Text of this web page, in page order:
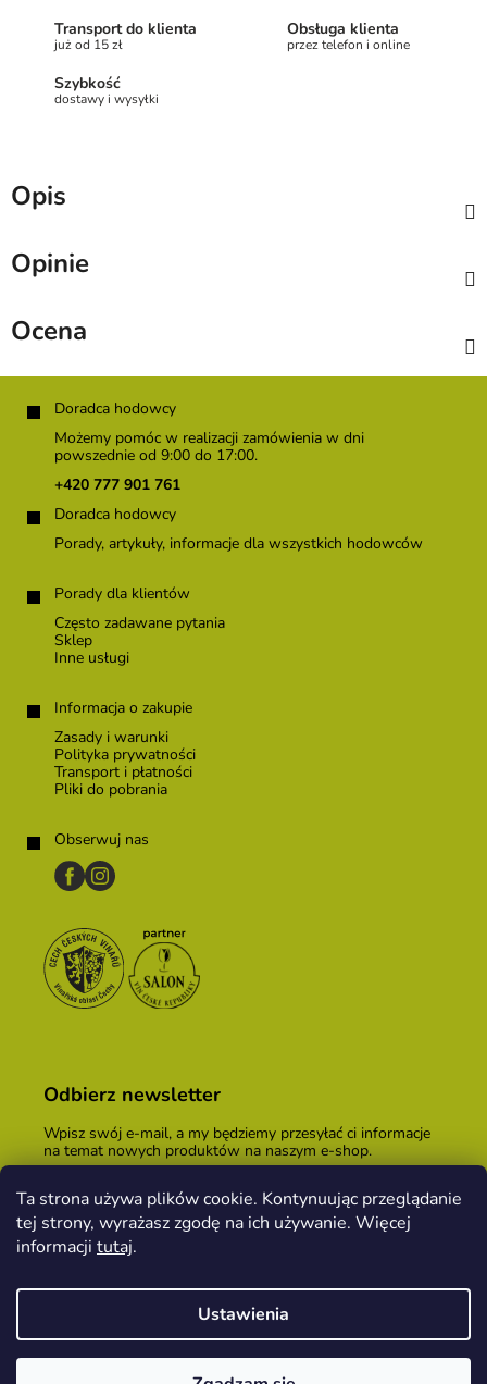
Ta strona używa plików cookie. Kontynuując przeglądanie
tej strony, wyrażasz zgodę na ich używanie. Więcej
informacji tutaj.
Ustawienia
Transport do klienta
już od 15 zł
Obsługa klienta
przez telefon i online
Szybkość
dostawy i wysyłki
Opis
Opinie
Ocena
Doradca hodowcy
Możemy pomóc w realizacji zamówienia w dni
powszednie od 9:00 do 17:00.
+420 777 901 761
Doradca hodowcy
Porady, artykuły, informacje dla wszystkich hodowców
Porady dla klientów
Często zadawane pytania
Sklep
Inne usługi
Informacja o zakupie
Zasady i warunki
Polityka prywatności
Transport i płatności
Pliki do pobrania
Obserwuj nas
Odbierz newsletter
Wpisz swój e-mail, a my będziemy przesyłać ci informacje
na temat nowych produktów na naszym e-shop.
Podając adres e-mail, zgadzasz się zwarunkami
handlowymi
ZALOGUJ SIĘ
Opracował Shoptet&PekneWeby